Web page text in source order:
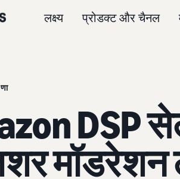
लक्ष्य प्रोडक्ट और चैनल
DSP
मॉडरेशन